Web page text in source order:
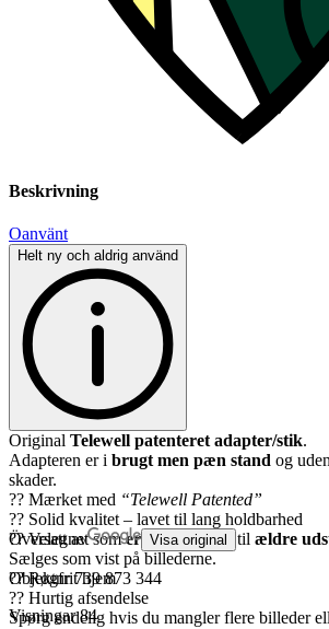
Beskrivning
Oanvänt
Helt ny och aldrig använd
Original Telewell patenteret adapter/stik.
Adapteren er i brugt men pæn stand og
skader.
?? Mærket med “Telewell Patented”
?? Solid kvalitet – lavet til lang holdbarhed
?? Velegnet somerstatningsdel , til ældre
Sælges som vist på billederne.
?? Røgfrit hjem
?? Hurtig afsendelse
Spørg endelig hvis du mangler flere billeder
Översatt av Visa original
Objektnr 739 873 344
Visningar 84